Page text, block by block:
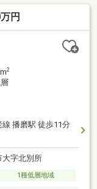
ックすると、詳細
＝＝＝＝＝＝＝
どんな費用がかか
＝＝＝＝＝＝＝＝
円
2
播磨駅 徒歩11分
大字北別所
1種低層地域